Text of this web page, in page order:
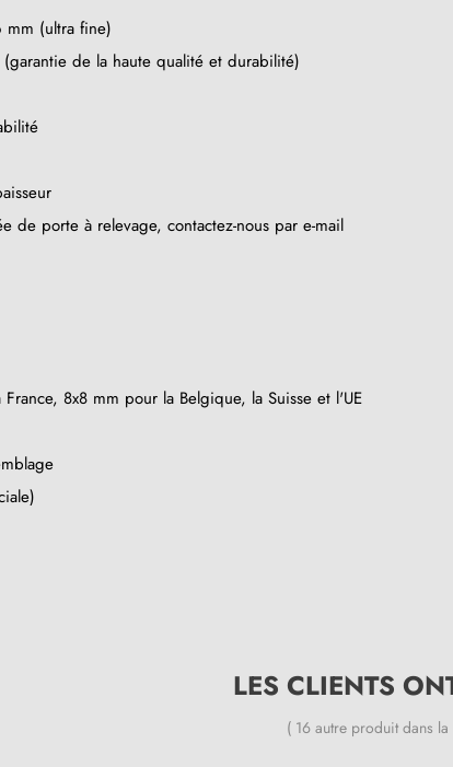
mm (ultra fine)
de la haute qualité et durabilité)
de porte à relevage, contactez-nous par e-mail
8x8 mm pour la Belgique, la Suisse et l'UE
LES CLIENTS
( 16 autre produit dans